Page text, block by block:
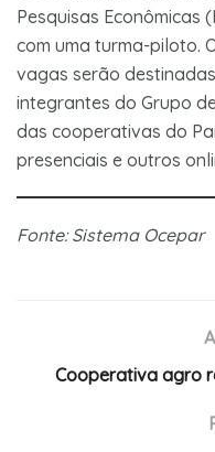
Pesquisas Econômicas
com uma turma-piloto.
vagas serão
integrantes do Grupo
das cooperativas do
presenciais e outros
Fonte: Sistema Ocepar
Cooperativa agro